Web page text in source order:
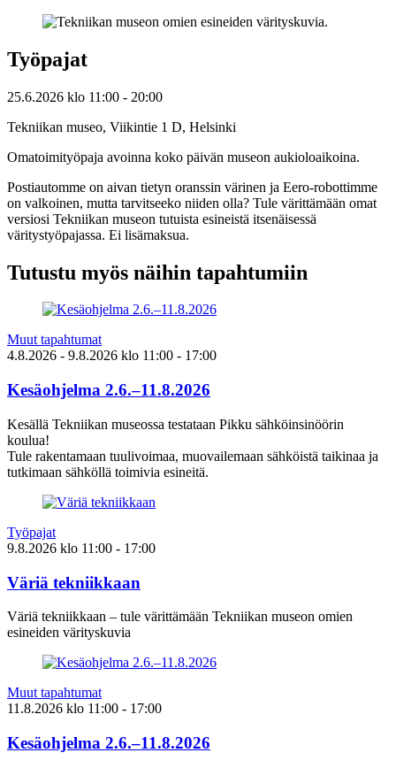
Työpajat
25.6.2026 klo 11:00 - 20:00
Tekniikan museo, Viikintie 1 D, Helsinki
Omatoimityöpaja avoinna koko päivän museon aukioloaikoina.
Postiautomme on aivan tietyn oranssin värinen ja Eero-robottimme
on valkoinen, mutta tarvitseeko niiden olla? Tule värittämään omat
versiosi Tekniikan museon tutuista esineistä itsenäisessä
väritystyöpajassa. Ei lisämaksua.
Tutustu myös näihin tapahtumiin
Muut tapahtumat
4.8.2026 - 9.8.2026 klo 11:00 - 17:00
Kesäohjelma 2.6.–11.8.2026
Kesällä Tekniikan museossa testataan Pikku sähköinsinöörin
koulua!
Tule rakentamaan tuulivoimaa, muovailemaan sähköistä taikinaa ja
tutkimaan sähköllä toimivia esineitä.
Työpajat
9.8.2026 klo 11:00 - 17:00
Väriä tekniikkaan
Väriä tekniikkaan – tule värittämään Tekniikan museon omien
esineiden värityskuvia
Muut tapahtumat
11.8.2026 klo 11:00 - 17:00
Kesäohjelma 2.6.–11.8.2026